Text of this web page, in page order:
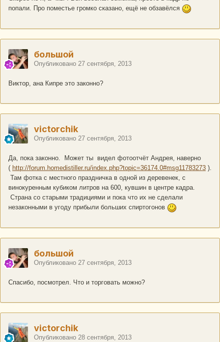
попали. Про поместье громко сказано, ещё не обзавёлся
большой
Опубликовано 27 сентября, 2013
Виктор, ана Кипре это законно?
victorchik
Опубликовано 27 сентября, 2013
Да, пока законно. Может ты видел фотоотчёт Андрея, наверно
( http://forum.homedistiller.ru/index.php?topic=36174.0#msg11783273 ).
Там фотка с местного праздничка в одной из деревенек, с
винокуренным кубиком литров на 600, кувшин в центре кадра.
Страна со старыми традициями и пока что их не сделали
незаконными в угоду прибыли больших спиртогонов
большой
Опубликовано 27 сентября, 2013
Спасибо, посмотрел. Что и торговать можно?
victorchik
Опубликовано 28 сентября, 2013